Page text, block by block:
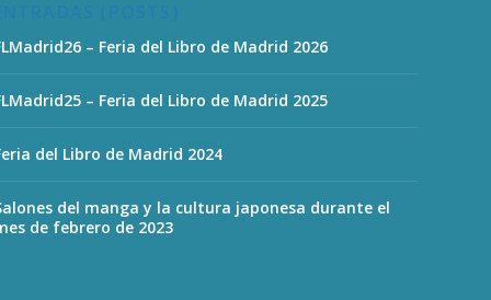
– Feria del Libro de Madrid 2026
– Feria del Libro de Madrid 2025
del Libro de Madrid 2024
del manga y la cultura japonesa durante el
de febrero de 2023